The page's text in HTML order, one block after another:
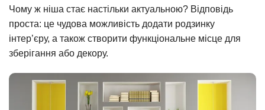
Чому ж ніша стає настільки актуальною? Відповідь
проста: це чудова можливість додати родзинку
інтер’єру, а також створити функціональне місце для
зберігання або декору.